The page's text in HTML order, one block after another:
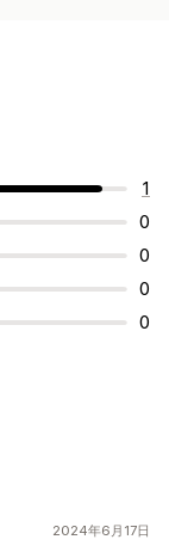
1
0
0
0
0
2024年6月17日